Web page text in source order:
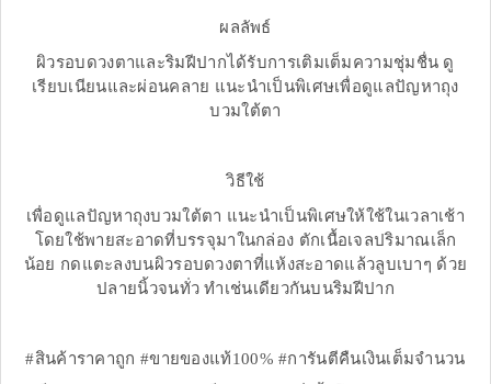
ผลลัพธ์
ผิวรอบดวงตาและริมฝีปากได้รับการเติมเต็มความชุ่มชื่น ดู
เรียบเนียนและผ่อนคลาย แนะนำเป็นพิเศษเพื่อดูแลปัญหาถุง
บวมใต้ตา
วิธีใช้
เพื่อดูแลปัญหาถุงบวมใต้ตา แนะนำเป็นพิเศษให้ใช้ในเวลาเช้า
โดยใช้พายสะอาดที่บรรจุมาในกล่อง ตักเนื้อเจลปริมาณเล็ก
น้อย กดแตะลงบนผิวรอบดวงตาที่แห้งสะอาดแล้วลูบเบาๆ ด้วย
ปลายนิ้วจนทั่ว ทำเช่นเดียวกันบนริมฝีปาก
#สินค้าราคาถูก #ขายของแท้100% #การันตีคืนเงินเต็มจำนวน